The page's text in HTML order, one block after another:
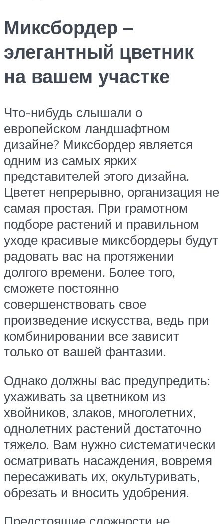
Миксбордер –
элегантный цветник
на вашем участке
Что-нибудь слышали о
европейском ландшафтном
дизайне? Миксбордер является
одним из самых ярких
представителей этого дизайна.
Цветет непрерывно, организация не
самая простая. При грамотном
подборе растений и правильном
уходе красивые миксбордеры будут
радовать вас на протяжении
долгого времени. Более того,
сможете постоянно
совершенствовать свое
произведение искусства, ведь при
комбинировании все зависит
только от вашей фантазии.
Однако должны вас предупредить:
ухаживать за цветником из
хвойников, злаков, многолетних,
однолетних растений достаточно
тяжело. Вам нужно систематически
осматривать насаждения, вовремя
пересаживать их, окультуривать,
обрезать и вносить удобрения.
Предстоящие сложности не